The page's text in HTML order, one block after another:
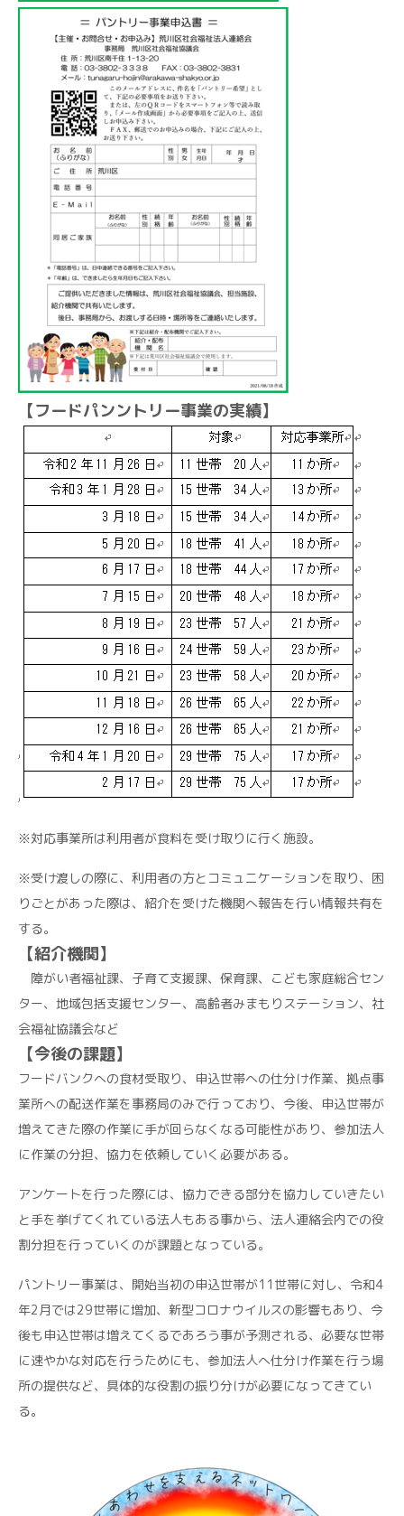
【フードパンントリー事業の実績】
※対応事業所は利用者が食料を受け取りに行く施設。
※受け渡しの際に、利用者の方とコミュニケーションを取り、困
りごとがあった際は、紹介を受けた機関へ報告を行い情報共有を
する。
【紹介機関】
障がい者福祉課、子育て支援課、保育課、こども家庭総合セン
ター、地域包括支援センター、高齢者みまもりステーション、社
会福祉協議会など
【今後の課題】
フードバンクへの食材受取り、申込世帯への仕分け作業、拠点事
業所への配送作業を事務局のみで行っており、今後、申込世帯が
増えてきた際の作業に手が回らなくなる可能性があり、参加法人
に作業の分担、協力を依頼していく必要がある。
アンケートを行った際には、協力できる部分を協力していきたい
と手を挙げてくれている法人もある事から、法人連絡会内での役
割分担を行っていくのが課題となっている。
パントリー事業は、開始当初の申込世帯が11世帯に対し、令和4
年2月では29世帯に増加、新型コロナウイルスの影響もあり、今
後も申込世帯は増えてくるであろう事が予測される、必要な世帯
に速やかな対応を行うためにも、参加法人へ仕分け作業を行う場
所の提供など、具体的な役割の振り分けが必要になってきてい
る。